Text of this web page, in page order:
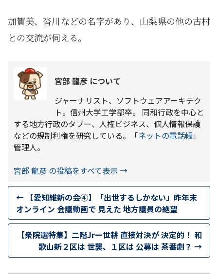
加賀美、沓川などの名字があり、山梨県の他の古村
との交流が伺える。
宮部 龍彦 について
ジャーナリスト、ソフトウェアアーキテク
ト。信州大学工学部卒。 同和行政を中心と
する地方行政のタブー、人権ビジネス、個人情報保護
などの規制利権を研究している。「ネットの電話帳」
管理人。
宮部 龍彦 の投稿をすべて表示 →
← 【愛知維新の会④】「出世するしかない」昨年末
オンライン 会議動画で 見えた 地方議員の絶望
【衆院選特集】二階Jrー世耕 直接対決が 決定的！ 和
歌山新２区は 世襲、１区は 公募は 茶番劇？ →